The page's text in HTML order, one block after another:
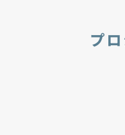
プ